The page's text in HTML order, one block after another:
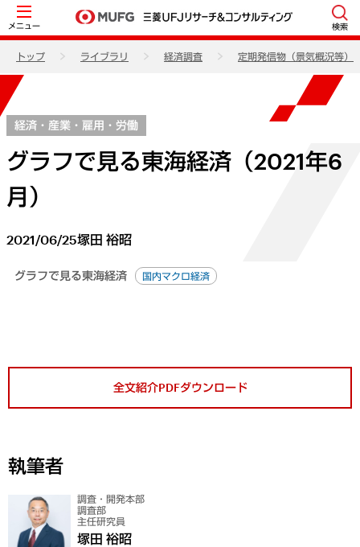
メニュー 検索
トップ ライブラリ 経済調査 定期発信物（景気概況等）
経済・産業・雇用・労働
グラフで見る東海経済（2021年6
月）
2021/06/25塚田 裕昭
グラフで見る東海経済 国内マクロ経済
全文紹介PDFダウンロード
執筆者
調査・開発本部
調査部
主任研究員
塚田 裕昭